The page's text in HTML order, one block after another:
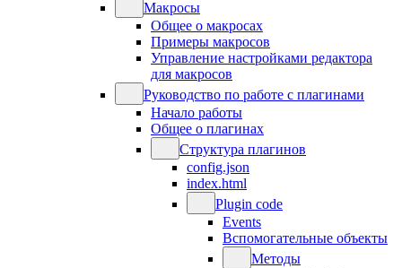
Макросы
Общее о макросах
Примеры макросов
Управление настройками редактора
для макросов
Руководство по работе с плагинами
Начало работы
Общее о плагинах
Структура плагинов
config.json
index.html
Plugin code
Events
Вспомогательные объекты
Методы